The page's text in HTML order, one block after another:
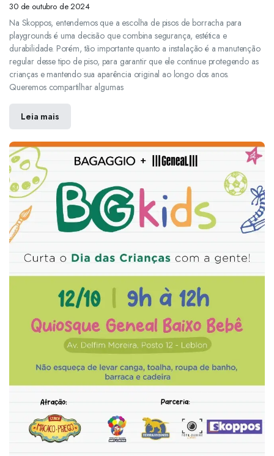
30 de outubro de 2024
Na Skoppos, entendemos que a escolha de pisos de borracha para
playgrounds é uma decisão que combina segurança, estética e
durabilidade. Porém, tão importante quanto a instalação é a manutenção
regular desse tipo de piso, para garantir que ele continue protegendo as
crianças e mantendo sua aparência original ao longo dos anos.
Queremos compartilhar algumas
Leia mais